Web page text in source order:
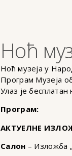
Ноћ
Ноћ музеја у
Програм Музеја
Улаз је
Програм:
АКТУЕЛНЕ
Салон – Изложба